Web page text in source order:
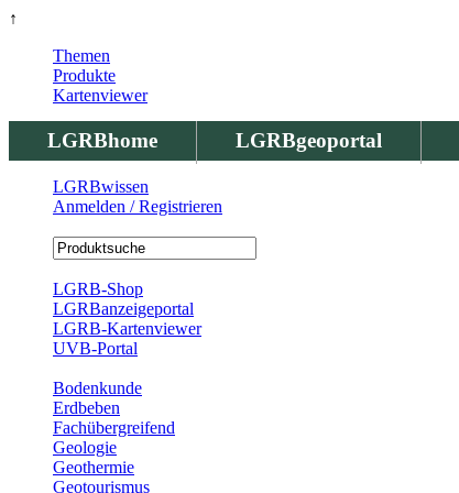
↑
LGRBhome LGRBgeoportal
Themen
Produkte
Kartenviewer
LGRBwissen
Anmelden / Registrieren
LGRB-Shop
LGRBanzeigeportal
LGRB-Kartenviewer
UVB-Portal
Bodenkunde
Erdbeben
Fachübergreifend
Geologie
Geothermie
Geotourismus